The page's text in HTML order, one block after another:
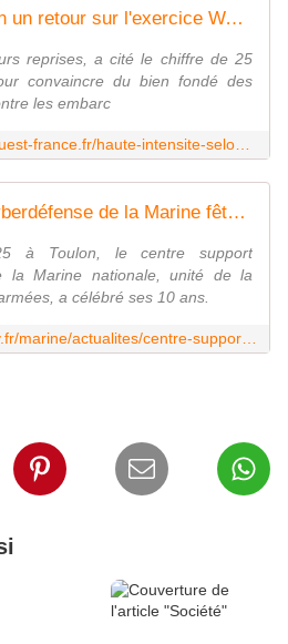
Haute intensité: selon un retour sur l'exercice Warfighter 25, 500 tués et 1000 blessés par jour
reprises, a cité le chiffre de 25
convaincre du bien fondé des
les embarc
Le Centre support cyberdéfense de la Marine fête ses 10 ans
à Toulon, le centre support
la Marine nationale, unité de la
a célébré ses 10 ans.